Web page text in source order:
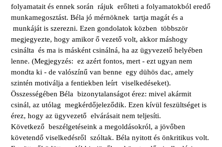
folyamatait és ennek során rájuk erőlteti a folyamatokból eredő
munkamegosztást. Béla jó mérnöknek tartja magát és a
munkáját is szerezni. Ezen gondolatok közben többször
megjegyezte, hogy amikor ő vezető volt, akkor máshogy
csinálta és ma is másként csinálná, ha az ügyvezető helyében
lenne. (Megjegyzés: ez azért fontos, mert - ezt ugyan nem
mondta ki - de valószínű van benne egy dühös dac, amely
szintén motiválja a fentiekben leírt viselkedéseket).
Összességében Béla bizonytalanságot érez: mivel akármit
csinál, az utólag megkérdőjeleződik. Ezen kívül feszültséget is
érez, hogy az ügyvezető elvárásait nem teljesíti.
Következő beszélgetéseink a megoldásokról, a jövőben
követendő viselkedésről szóltak. Béla nyitott és önkritikus volt.